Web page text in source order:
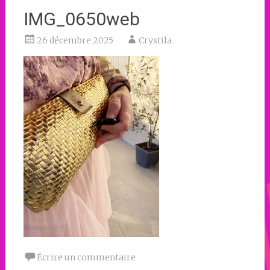
IMG_0650web
26 décembre 2025 Crystila
Écrire un commentaire